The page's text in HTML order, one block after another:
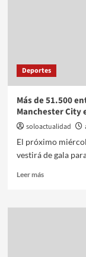
Deportes
Más de 51.500
Manchester City
soloactualidad
El próximo
vestirá de gala
Leer más